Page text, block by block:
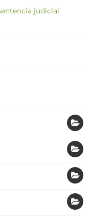
judicial